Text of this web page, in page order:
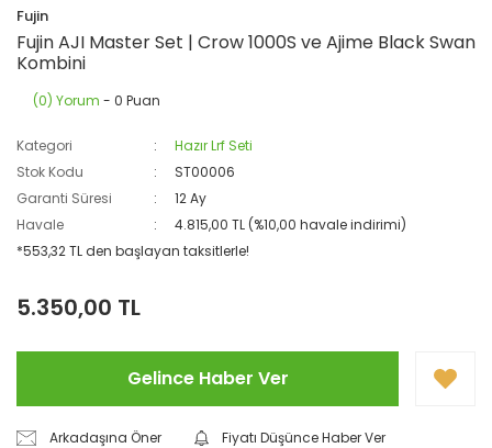
Fujin
Fujin AJI Master Set | Crow 1000S ve Ajime Black Swan
Kombini
(0) Yorum - 0 Puan
Kategori
Hazır Lrf Seti
Stok Kodu
ST00006
Garanti Süresi
12 Ay
Havale
4.815,00 TL (%10,00 havale indirimi)
*553,32 TL den başlayan taksitlerle!
5.350,00 TL
Gelince Haber Ver
Arkadaşına Öner
Fiyatı Düşünce Haber Ver